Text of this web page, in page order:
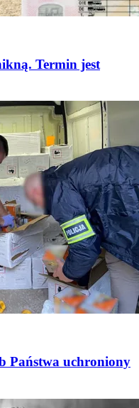
Termin jest
Państwa uchroniony